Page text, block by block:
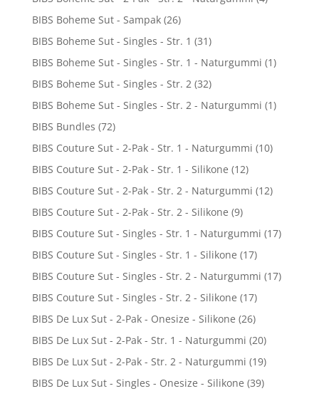
BIBS Boheme Sut - Sampak (26)
BIBS Boheme Sut - Singles - Str. 1 (31)
BIBS Boheme Sut - Singles - Str. 1 - Naturgummi (1)
BIBS Boheme Sut - Singles - Str. 2 (32)
BIBS Boheme Sut - Singles - Str. 2 - Naturgummi (1)
BIBS Bundles (72)
BIBS Couture Sut - 2-Pak - Str. 1 - Naturgummi (10)
BIBS Couture Sut - 2-Pak - Str. 1 - Silikone (12)
BIBS Couture Sut - 2-Pak - Str. 2 - Naturgummi (12)
BIBS Couture Sut - 2-Pak - Str. 2 - Silikone (9)
BIBS Couture Sut - Singles - Str. 1 - Naturgummi (17)
BIBS Couture Sut - Singles - Str. 1 - Silikone (17)
BIBS Couture Sut - Singles - Str. 2 - Naturgummi (17)
BIBS Couture Sut - Singles - Str. 2 - Silikone (17)
BIBS De Lux Sut - 2-Pak - Onesize - Silikone (26)
BIBS De Lux Sut - 2-Pak - Str. 1 - Naturgummi (20)
BIBS De Lux Sut - 2-Pak - Str. 2 - Naturgummi (19)
BIBS De Lux Sut - Singles - Onesize - Silikone (39)